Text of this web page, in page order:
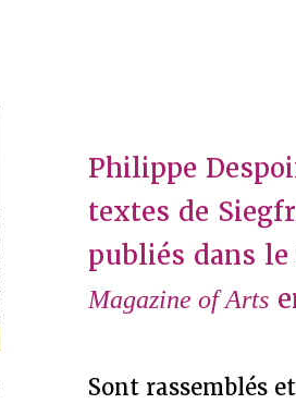
Philippe
textes de
publiés dans
Magazine of Arts
Sont rassemblés